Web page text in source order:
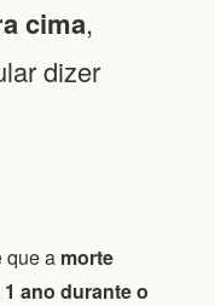
cima,
dizer
que a morte
ano durante o